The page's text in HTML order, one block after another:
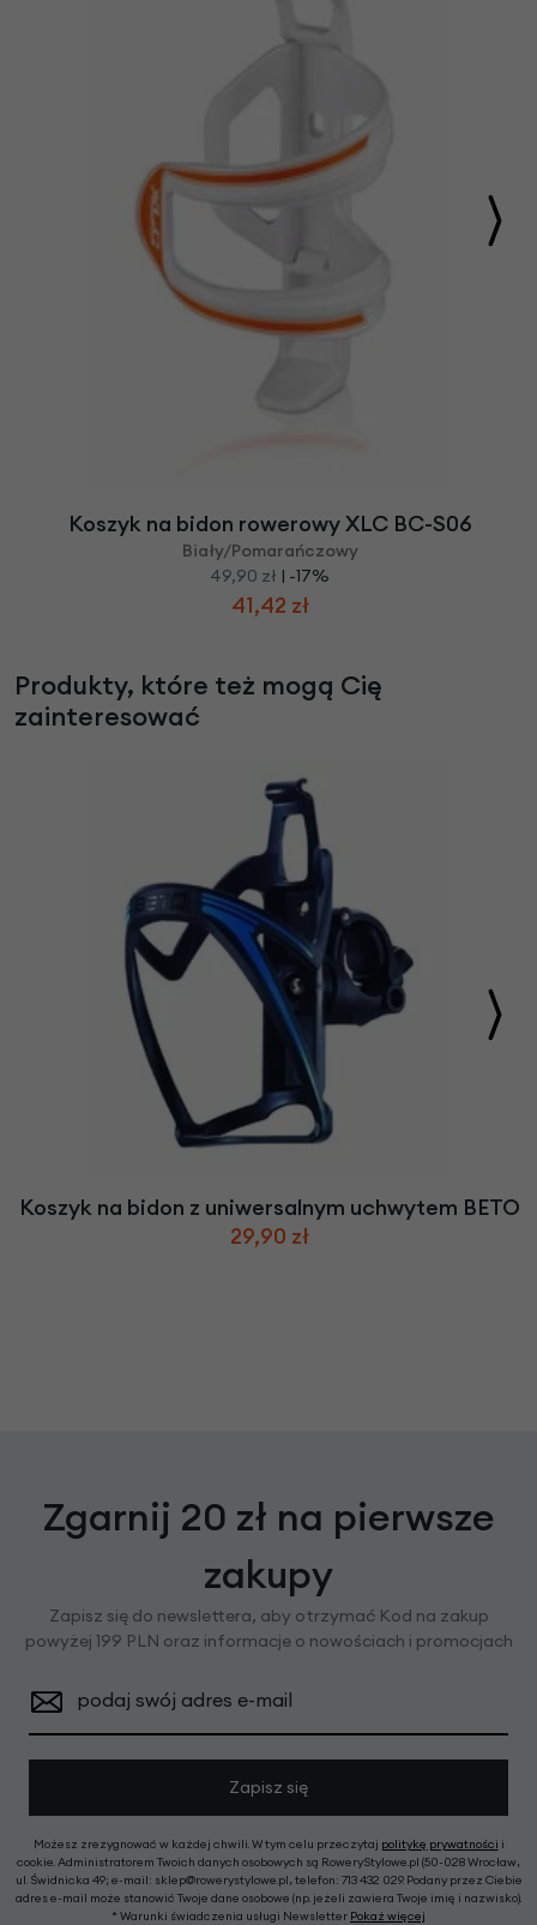
Koszyk na bidon rowerowy XLC BC-S06
Biały/Pomarańczowy
49,90 zł | -17%
41,42 zł
Produkty, które też mogą Cię
zainteresować
Koszyk na bidon z uniwersalnym uchwytem BETO
29,90 zł
Zgarnij 20 zł na pierwsze
zakupy
Zapisz się do newslettera, aby otrzymać Kod na zakup
powyżej 199 PLN oraz informacje o nowościach i promocjach
podaj swój adres e-mail
Zapisz się
Możesz zrezygnować w każdej chwili. W tym celu przeczytaj politykę prywatności i
cookie. Administratorem Twoich danych osobowych są RoweryStylowe.pl (50-028 Wrocław,
ul. Świdnicka 49; e-mail: sklep@rowerystylowe.pl, telefon: 713 432 029. Podany przez Ciebie
adres e-mail może stanowić Twoje dane osobowe (np. jeżeli zawiera Twoje imię i nazwisko).
* Warunki świadczenia usługi Newsletter Pokaż więcej